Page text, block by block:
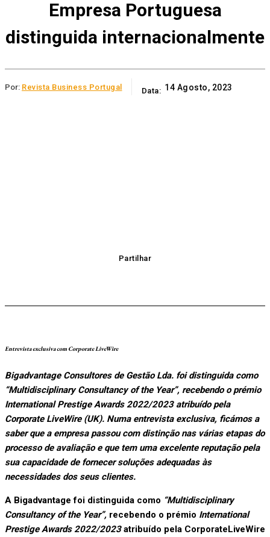
Empresa Portuguesa
distinguida internacionalmente
Por: Revista Business Portugal Data: 14 Agosto, 2023
Partilhar
Entrevista exclusiva com Corporate LiveWire
Bigadvantage Consultores de Gestão Lda. foi distinguida como
“Multidisciplinary Consultancy of the Year”, recebendo o prémio
International Prestige Awards 2022/2023 atribuído pela
Corporate LiveWire (UK). Numa entrevista exclusiva, ficámos a
saber que a empresa passou com distinção nas várias etapas do
processo de avaliação e que tem uma excelente reputação pela
sua capacidade de fornecer soluções adequadas às
necessidades dos seus clientes.
A Bigadvantage foi distinguida como “Multidisciplinary
Consultancy of the Year”, recebendo o prémio International
Prestige Awards 2022/2023atribuído pela CorporateLiveWire